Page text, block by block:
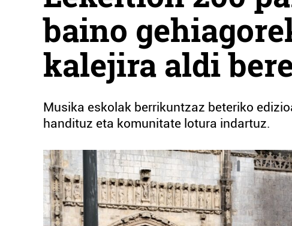
baino
kalejira aldi
Musika eskolak berrikuntzaz beteriko
handituz eta komunitate lotura indartuz.